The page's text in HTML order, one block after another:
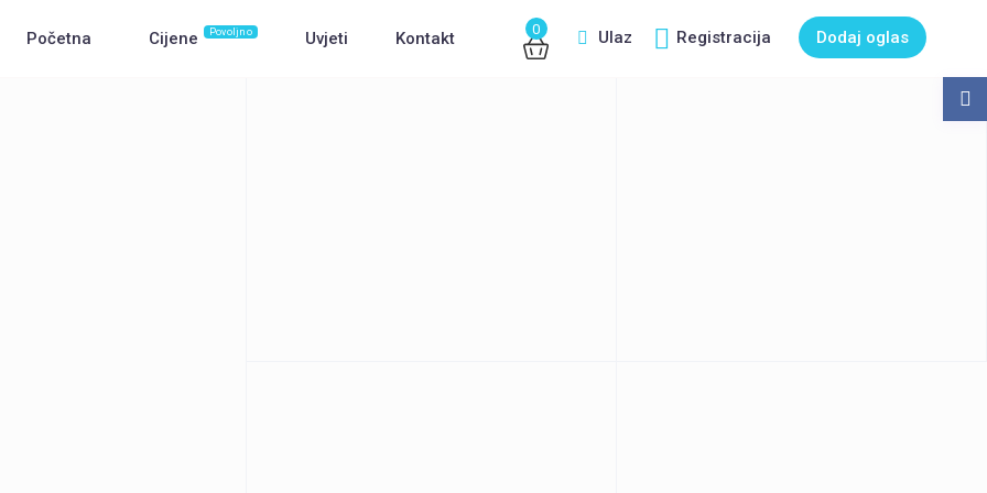
0 Ulaz Registracija Dodaj oglas
Početna Cijene Povoljno Uvjeti Kontakt